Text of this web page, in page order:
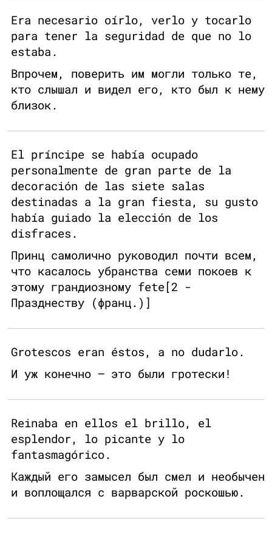
Era necesario oírlo, verlo y tocarlo
para tener la seguridad de que no lo
estaba.
Впрочем, поверить им могли только те,
кто слышал и видел его, кто был к нему
близок.
El príncipe se había ocupado
personalmente de gran parte de la
decoración de las siete salas
destinadas a la gran fiesta, su gusto
había guiado la elección de los
disfraces.
Принц самолично руководил почти всем,
что касалось убранства семи покоев к
этому грандиозному fete[2 -
Празднеству (франц.)]
Grotescos eran éstos, a no dudarlo.
И уж конечно — это были гротески!
Reinaba en ellos el brillo, el
esplendor, lo picante y lo
fantasmagórico.
Каждый его замысел был смел и необычен
и воплощался с варварской роскошью.